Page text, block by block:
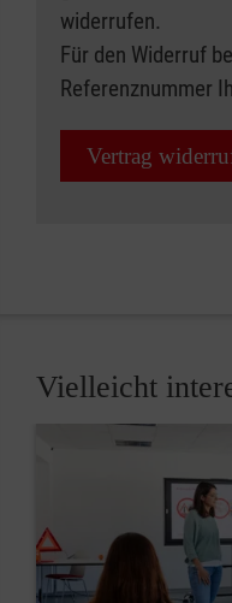
widerrufen.
Für den Widerruf
Referenznummer
Vertrag
Vielleicht